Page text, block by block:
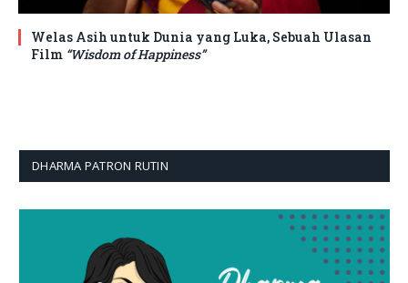
Welas Asih untuk Dunia yang Luka, Sebuah Ulasan
Film “Wisdom of Happiness”
DHARMA PATRON RUTIN